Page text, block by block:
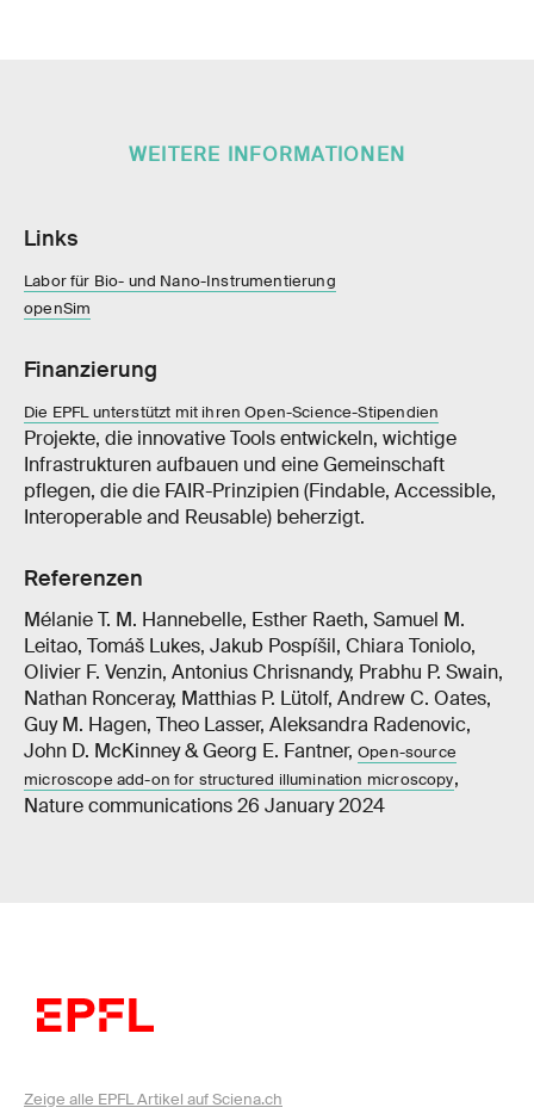
WEITERE INFORMATIONEN
Links
Labor für Bio- und Nano-Instrumentierung
openSim
Finanzierung
Die EPFL unterstützt mit ihren Open-Science-Stipendien
Projekte, die innovative Tools entwickeln, wichtige
Infrastrukturen aufbauen und eine Gemeinschaft
pflegen, die die FAIR-Prinzipien (Findable, Accessible,
Interoperable and Reusable) beherzigt.
Referenzen
Mélanie T. M. Hannebelle, Esther Raeth, Samuel M.
Leitao, Tomáš Lukes, Jakub Pospíšil, Chiara Toniolo,
Olivier F. Venzin, Antonius Chrisnandy, Prabhu P. Swain,
Nathan Ronceray, Matthias P. Lütolf, Andrew C. Oates,
Guy M. Hagen, Theo Lasser, Aleksandra Radenovic,
John D. McKinney & Georg E. Fantner, Open-source
microscope add-on for structured illumination microscopy,
Nature communications 26 January 2024
Zeige alle EPFL Artikel auf Sciena.ch